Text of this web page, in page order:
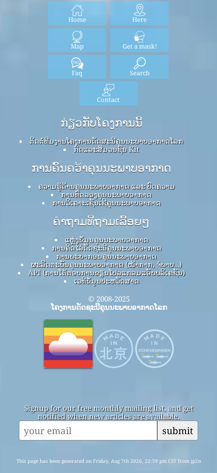
Home Here
Map Get a mask!
Faq Search
Contact
ກ່ຽວກັບໂຄງການນີ້
ຕິດຕໍ່ທີມງານໂຄງການດັດສະນີຄຸນນະພາບອາກາດໂລກ
ກົດ​ແລະ​ສື່​ມວນ​ຊົນ Kit
ການຄົ້ນຄວ້າຄຸນນະພາບອາກາດ
ຄວາມຮູ້ດ້ານຄຸນນະພາບອາກາດ ແລະ ບົດຄວາມ
ການທົດລອງຄຸນນະພາບອາກາດ
ການວິເຄາະເຊັນເຊີຄຸນນະພາບອາກາດ
ຄໍາຖາມທີ່ຖາມເລື້ອຍໆ
ແຫຼ່ງຂໍ້ມູນຄຸນນະພາບອາກາດ
ການຄິດໄລ່ດັດຊະນີຄຸນນະພາບອາກາດ
ການພະຍາກອນຄຸນນະພາບອາກາດ
ຜະລິດຕະພັນຄຸນນະພາບອາກາດ (ໜ້າກາກ, ຈໍພາບ…)
API (ການໂຕ້ຕອບການຂຽນໂປລແກລມແອັບພລິເຄຊັນ)
ເວທີຂໍ້ມູນປະຫວັດສາດ
© 2008-2025
ໂຄງການດັດຊະນີຄຸນນະພາບອາກາດໂລກ
Signup for our free monthly mailing list, and get
notified when new articles are available.
submit
This page has been generated on Friday, Aug 7th 2026, 22:59 pm CST from jp2n